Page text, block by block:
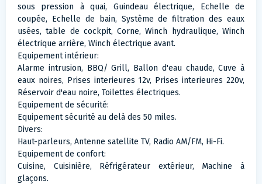
sous pression à quai, Guindeau électrique, Echelle de
coupée, Echelle de bain, Système de filtration des eaux
usées, table de cockpit, Corne, Winch hydraulique, Winch
électrique arrière, Winch électrique avant.
Equipement intérieur:
Alarme intrusion, BBQ/ Grill, Ballon d'eau chaude, Cuve à
eaux noires, Prises interieures 12v, Prises interieures 220v,
Réservoir d'eau noire, Toilettes électriques.
Equipement de sécurité:
Equipement sécurité au delà des 50 miles.
Divers:
Haut-parleurs, Antenne satellite TV, Radio AM/FM, Hi-Fi.
Equipement de confort:
Cuisine, Cuisinière, Réfrigérateur extérieur, Machine à
glaçons.